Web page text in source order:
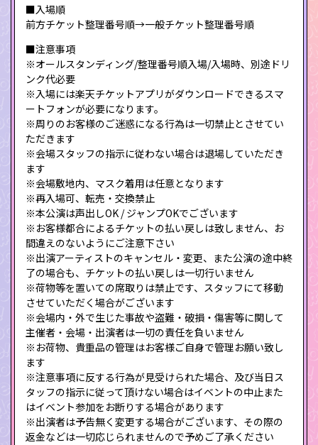
■入場順
前方チケット整理番号順→一般チケット整理番号順
■注意事項
※オールスタンディング/整理番号順入場/入場時、別途ドリ
ンク代必要
※入場には楽天チケットアプリがダウンロードできるスマ
ートフォンが必要になります。
※周りのお客様のご迷惑になる行為は一切禁止とさせてい
ただきます
※会場スタッフの指示に従わない場合は退場していただき
ます
※会場敷地内、マスク着用は任意となります
※再入場可、転売・交換禁止
※本公演は声出しOK / ジャンプOKでございます
※お客様都合によるチケットの払い戻しは致しません、お
間違えのないようにご注意下さい
※出演アーティストのキャンセル・変更、また公演の途中終
了の場合も、チケットの払い戻しは一切行いません
※荷物等を置いての席取りは禁止です、スタッフにて移動
させていただく場合がございます
※会場内・外で生じた事故や盗難・破損・傷害等に関して
主催者・会場・出演者は一切の責任を負いません
※お荷物、貴重品の管理はお客様ご自身で管理お願い致し
ます
※注意事項に反する行為が見受けられた場合、及び当日ス
タッフの指示に従って頂けない場合はイベントの中止また
はイベント参加をお断りする場合があります
※出演者は予告無く変更する場合がございます、その際の
返金などは一切応じられませんので予めご了承ください